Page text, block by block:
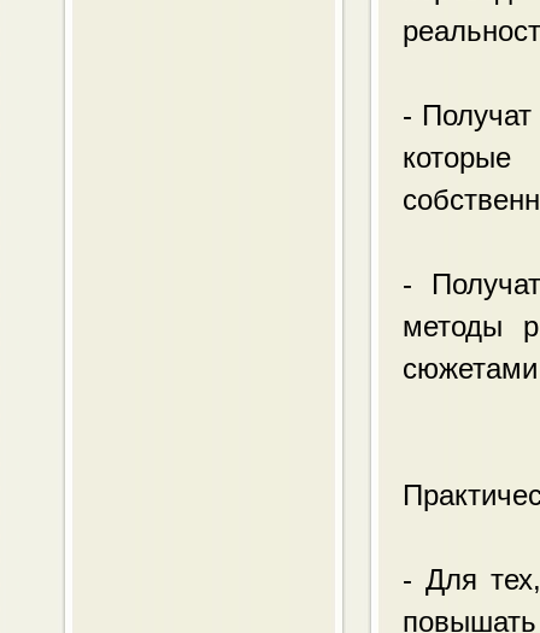
- Получат
которые
-
методы
сюжетами
- Для